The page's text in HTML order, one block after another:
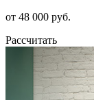
от 48 000 руб.
Рассчитать